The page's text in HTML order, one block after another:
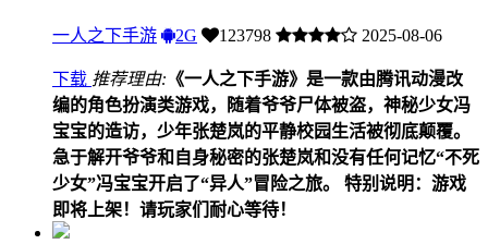
一人之下手游 2G 123798 2025-08-06
下载 推荐理由: 《一人之下手游》是一款由腾讯动漫改
编的角色扮演类游戏，随着爷爷尸体被盗，神秘少女冯
宝宝的造访，少年张楚岚的平静校园生活被彻底颠覆。
急于解开爷爷和自身秘密的张楚岚和没有任何记忆“不死
少女”冯宝宝开启了“异人”冒险之旅。 特别说明：游戏
即将上架！请玩家们耐心等待！